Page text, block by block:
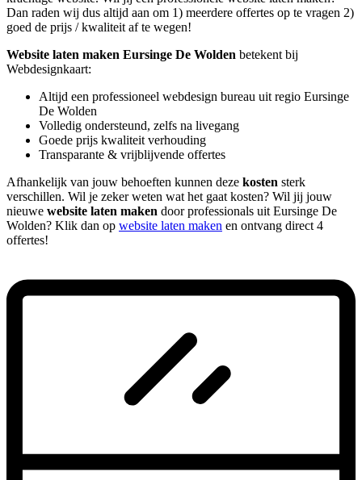
Dan raden wij dus altijd aan om 1) meerdere offertes op te vragen 2)
goed de prijs / kwaliteit af te wegen!
Website laten maken Eursinge De Wolden betekent bij
Webdesignkaart:
Altijd een professioneel webdesign bureau uit regio Eursinge
De Wolden
Volledig ondersteund, zelfs na livegang
Goede prijs kwaliteit verhouding
Transparante & vrijblijvende offertes
Afhankelijk van jouw behoeften kunnen deze kosten sterk
verschillen. Wil je zeker weten wat het gaat kosten? Wil jij jouw
nieuwe website laten maken door professionals uit Eursinge De
Wolden? Klik dan op website laten maken en ontvang direct 4
offertes!